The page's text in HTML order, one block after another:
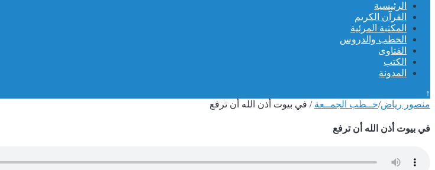
الرئيسية
القرآن الكريم
المكتبة المرئية
الخطب والدروس
الفتاوى
الكتب
المدونة
↑
منصور رياض/خــطب الجمــعة / في بيوت أذن الله أن ترفع
في بيوت أذن الله أن ترفع